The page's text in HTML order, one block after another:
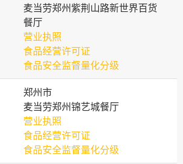
麦当劳郑州紫荆山路新世界百货
餐厅
营业执照
食品经营许可证
食品安全监督量化分级
郑州市
麦当劳郑州锦艺城餐厅
营业执照
食品经营许可证
食品安全监督量化分级